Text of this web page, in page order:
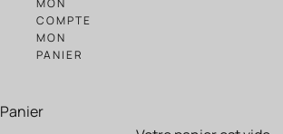
MON
COMPTE
MON
PANIER
Panier